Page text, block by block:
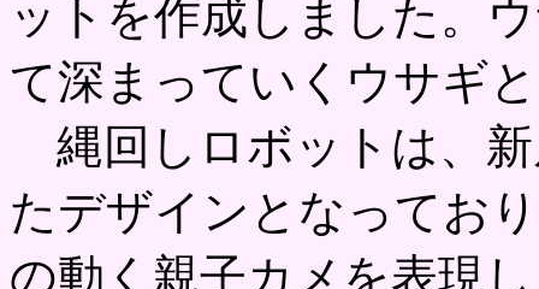
ットを作成しました。
て深まっていくウサギ
縄回しロボットは、
たデザインとなってお
の動く親子カメを表現